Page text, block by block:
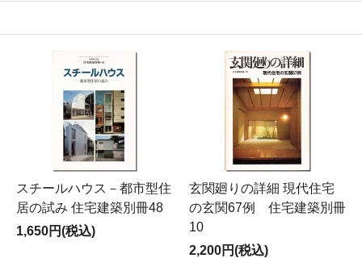
スチールハウス－都市型住
居の試み 住宅建築別冊48
1,650円(税込)
玄関廻りの詳細 現代住宅
の玄関67例 住宅建築別冊
10
2,200円(税込)